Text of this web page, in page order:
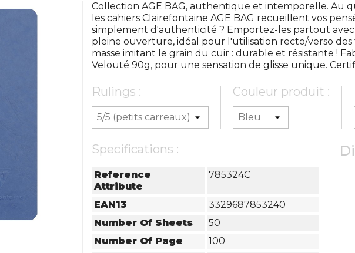
Collection AGE BAG, authentique et intemporelle. Au
les cahiers Clairefontaine AGE BAG recueillent vos
simplement d'authenticité ? Emportez-les partout
pleine ouverture, idéal pour l'utilisation recto/verso
masse imitant le grain du cuir : durable et résistante !
Velouté 90g, pour une sensation de glisse unique.
Rulings : Couleur produit :
Specifications :
Reference
Attribute
785324C
EAN13
3329687853240
Number Of Sheets
50
Number Of Page
100